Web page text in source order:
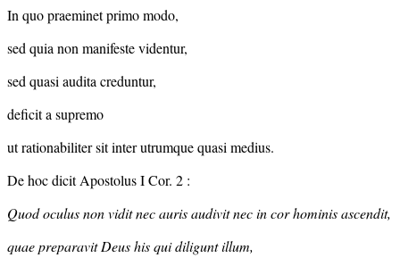
In quo praeminet primo modo,
sed quia non manifeste videntur,
sed quasi audita creduntur,
deficit a supremo
ut rationabiliter sit inter utrumque quasi medius.
De hoc dicit Apostolus I Cor. 2 :
Quod oculus non vidit nec auris audivit nec in cor hominis ascendit,
quae preparavit Deus his qui diligunt illum,